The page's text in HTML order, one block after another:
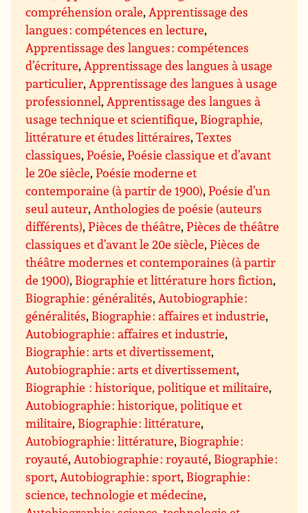
compréhension orale,Apprentissage des
langues : compétences en lecture,
Apprentissage des langues : compétences
d’écriture,Apprentissage des langues à usage
particulier,Apprentissage des langues à usage
professionnel,Apprentissage des langues à
usage technique et scientifique, Biographie,
littérature et études littéraires,Textes
classiques,Poésie,Poésie classique et d’avant
le 20e siècle,Poésie moderne et
contemporaine (à partir de 1900),Poésie d’un
seul auteur,Anthologies de poésie (auteurs
différents),Pièces de théâtre,Pièces de théâtre
classiques et d’avant le 20e siècle,Pièces de
théâtre modernes et contemporaines (à partir
de 1900), Biographie et littérature hors fiction,
Biographie : généralités,Autobiographie :
généralités, Biographie : affaires et industrie,
Autobiographie : affaires et industrie,
Biographie : arts et divertissement,
Autobiographie : arts et divertissement,
Biographie : historique, politique et militaire,
Autobiographie : historique, politique et
militaire, Biographie : littérature,
Autobiographie : littérature, Biographie :
royauté,Autobiographie : royauté, Biographie :
sport,Autobiographie : sport, Biographie :
science, technologie et médecine,